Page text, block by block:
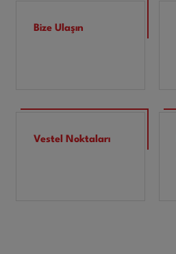
Bize Ulaşın
Vestel Noktaları